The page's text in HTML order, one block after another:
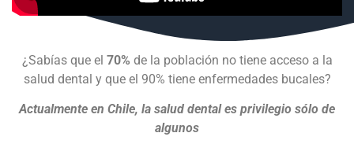
¿Sabías que el 70% de la población no tiene acceso a la
salud dental y que el 90% tiene enfermedades bucales?
Actualmente en Chile, la salud dental es privilegio sólo de
algunos